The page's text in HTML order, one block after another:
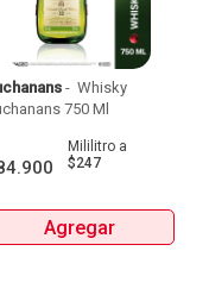
- Whisky
Mililitro a
$247
Agregar